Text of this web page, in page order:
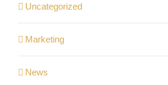
Uncategorized
Marketing
News